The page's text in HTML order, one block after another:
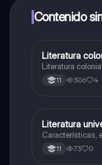
a determinadas
Contenido
Lengua
Literatura
Literatura
11 306 4
Lengua
Literatura
Características,
11 73 0